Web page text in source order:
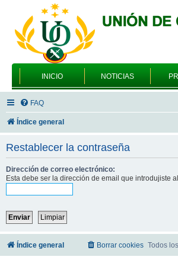
INICIO NOTICIAS
FAQ
Índice general
Restablecer la contraseña
Dirección de correo electrónico:
Esta debe ser la dirección de email que introdujiste
Índice general Todos
Borrar cookies